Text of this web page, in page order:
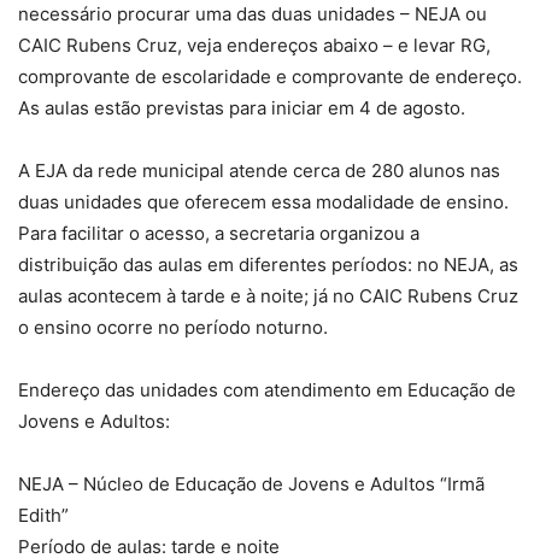
necessário procurar uma das duas unidades – NEJA ou
CAIC Rubens Cruz, veja endereços abaixo – e levar RG,
comprovante de escolaridade e comprovante de endereço.
As aulas estão previstas para iniciar em 4 de agosto.
A EJA da rede municipal atende cerca de 280 alunos nas
duas unidades que oferecem essa modalidade de ensino.
Para facilitar o acesso, a secretaria organizou a
distribuição das aulas em diferentes períodos: no NEJA, as
aulas acontecem à tarde e à noite; já no CAIC Rubens Cruz
o ensino ocorre no período noturno.
Endereço das unidades com atendimento em Educação de
Jovens e Adultos:
NEJA – Núcleo de Educação de Jovens e Adultos “Irmã
Edith”
Período de aulas: tarde e noite